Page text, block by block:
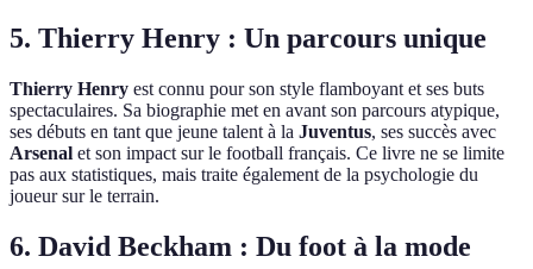
5. Thierry Henry : Un parcours unique
Thierry Henry est connu pour son style flamboyant et ses buts
spectaculaires. Sa biographie met en avant son parcours atypique,
ses débuts en tant que jeune talent à la Juventus, ses succès avec
Arsenal et son impact sur le football français. Ce livre ne se limite
pas aux statistiques, mais traite également de la psychologie du
joueur sur le terrain.
6. David Beckham : Du foot à la mode